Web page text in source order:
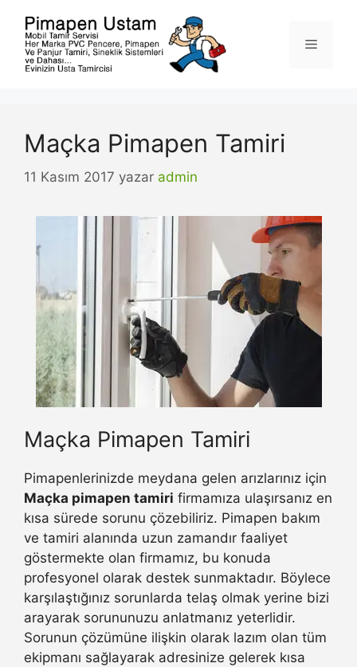
Menü
Maçka Pimapen Tamiri
11 Kasım 2017 yazar admin
Maçka Pimapen Tamiri
Pimapenlerinizde meydana gelen arızlarınız için
Maçka pimapen tamiri firmamıza ulaşırsanız en
kısa sürede sorunu çözebiliriz. Pimapen bakım
ve tamiri alanında uzun zamandır faaliyet
göstermekte olan firmamız, bu konuda
profesyonel olarak destek sunmaktadır. Böylece
karşılaştığınız sorunlarda telaş olmak yerine bizi
arayarak sorununuzu anlatmanız yeterlidir.
Sorunun çözümüne ilişkin olarak lazım olan tüm
ekipmanı sağlayarak adresinize gelerek kısa